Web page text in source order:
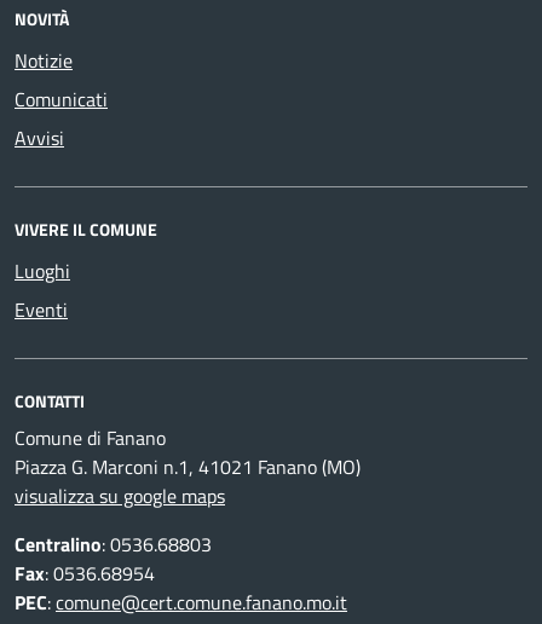
NOVITÀ
Notizie
Comunicati
Avvisi
VIVERE IL COMUNE
Luoghi
Eventi
CONTATTI
Comune di Fanano
Piazza G. Marconi n.1, 41021 Fanano (MO)
visualizza su google maps
Centralino: 0536.68803
Fax: 0536.68954
PEC:comune@cert.comune.fanano.mo.it